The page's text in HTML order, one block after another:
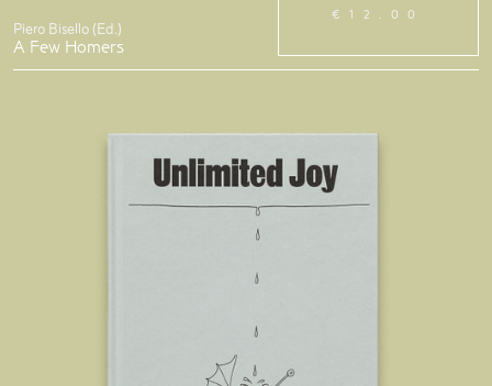
Piero Bisello (Ed.)
A Few Homers
€12.00